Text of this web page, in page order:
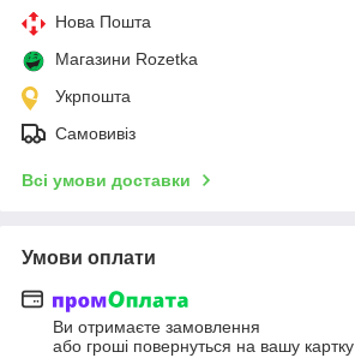
Нова Пошта
Магазини Rozetka
Укрпошта
Самовивіз
Всі умови доставки
Умови оплати
Ви отримаєте замовлення
або гроші повернуться на вашу картку